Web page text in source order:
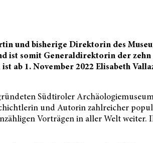
und bisherige Direktorin des
ist somit Generaldirektorin der
ab 1. November 2022 Elisabeth
Südtiroler
und Autorin zahlreicher
Vorträgen in aller Welt